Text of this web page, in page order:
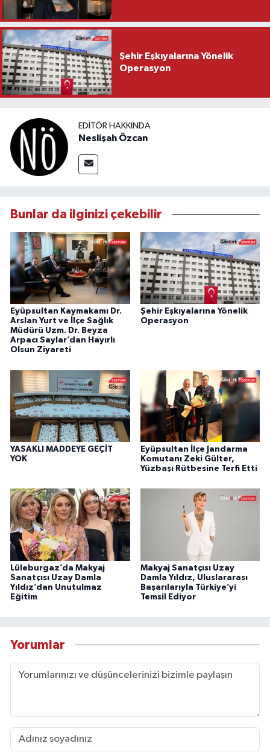
Şehir Eşkıyalarına Yönelik
Operasyon
EDITÖR HAKKINDA
Neslişah Özcan
Bunlar da ilginizi çekebilir
Eyüpsultan Kaymakamı Dr.
Arslan Yurt ve İlçe Sağlık
Müdürü Uzm. Dr. Beyza
Arpacı Saylar’dan Hayırlı
Olsun Ziyareti
Şehir Eşkıyalarına Yönelik
Operasyon
YASAKLI MADDEYE GEÇİT
YOK
Eyüpsultan İlçe Jandarma
Komutanı Zeki Gülter,
Yüzbaşı Rütbesine Terfi Etti
Lüleburgaz’da Makyaj
Sanatçısı Uzay Damla
Yıldız’dan Unutulmaz
Eğitim
Makyaj Sanatçısı Uzay
Damla Yıldız, Uluslararası
Başarılarıyla Türkiye’yi
Temsil Ediyor
Yorumlar